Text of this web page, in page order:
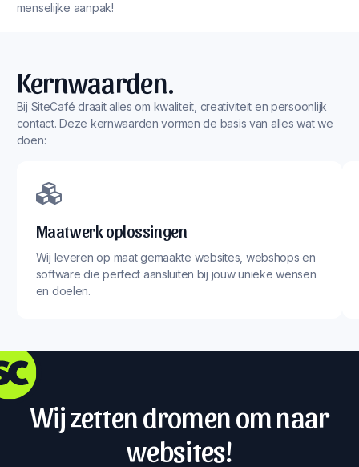
menselijke aanpak!
Kernwaarden.
Bij SiteCafé draait alles om kwaliteit, creativiteit en persoonlijk
contact. Deze kernwaarden vormen de basis van alles wat we
doen:
Maatwerk oplossingen
Wij leveren op maat gemaakte websites, webshops en
software die perfect aansluiten bij jouw unieke wensen
en doelen.
Wij zetten dromen om naar
websites!